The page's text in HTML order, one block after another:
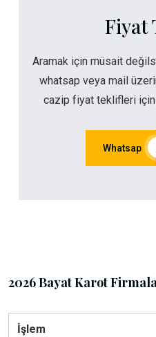
Fiyat
Aramak için müsait
whatsap veya mail
cazip fiyat teklifleri
Whatsap
2026 Bayat Karot
İşlem